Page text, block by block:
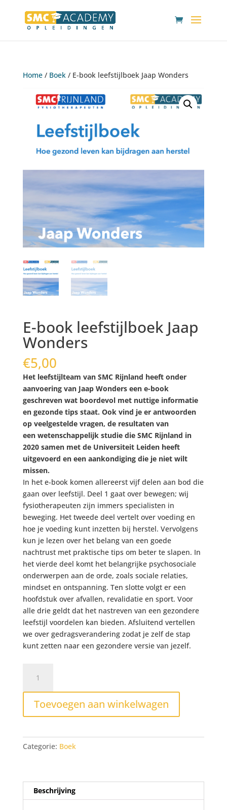
Home/ Boek/ E-book leefstijlboek Jaap Wonders
E-book leefstijlboek Jaap
Wonders
€5,00
Het leefstijlteam van SMC Rijnland heeft onder
aanvoering van Jaap Wonders een e-book
geschreven wat boordevol met nuttige informatie
en gezonde tips staat. Ook vind je er antwoorden
op veelgestelde vragen, de resultaten van
een wetenschappelijk studie die SMC Rijnland in
2020 samen met de Universiteit Leiden heeft
uitgevoerd en een aankondiging die je niet wilt
missen.
In het e-book komen allereerst vijf delen aan bod die
gaan over leefstijl. Deel 1 gaat over bewegen; wij
fysiotherapeuten zijn immers specialisten in
beweging. Het tweede deel vertelt over voeding en
hoe je voeding kunt inzetten bij herstel. Vervolgens
kun je lezen over het belang van een goede
nachtrust met praktische tips om beter te slapen. In
het vierde deel komt het belangrijke psychosociale
onderwerpen aan de orde, zoals sociale relaties,
mindset en ontspanning. Ten slotte volgt er een
hoofdstuk over afvallen, revalidatie en sport. Voor
alle drie geldt dat het nastreven van een gezondere
leefstijl voordelen kan bieden. Afsluitend vertellen
we over gedragsverandering zodat je zelf de stap
kunt zetten naar een gezondere versie van jezelf.
book
leefstijlboek
Jaap
Wonders
Toevoegen aan winkelwagen
Categorie: Boek
Beschrijving